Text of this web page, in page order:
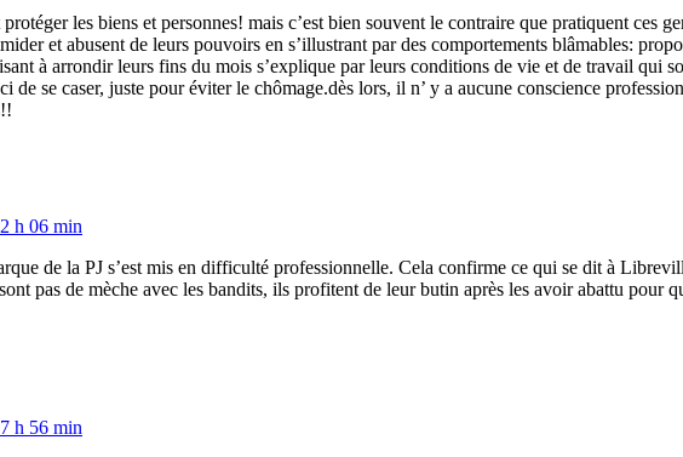
les biens et personnes! mais c’est bien souvent le contraire que pratiquent ces
et abusent de leurs pouvoirs en s’illustrant par des comportements blâmables:
à arrondir leurs fins du mois s’explique par leurs conditions de vie et de travail qui
de se caser, juste pour éviter le chômage.dès lors, il n’ y a aucune conscience
h 06 min
de la PJ s’est mis en difficulté professionnelle. Cela confirme ce qui se dit à
pas de mèche avec les bandits, ils profitent de leur butin après les avoir abattu pour
h 56 min